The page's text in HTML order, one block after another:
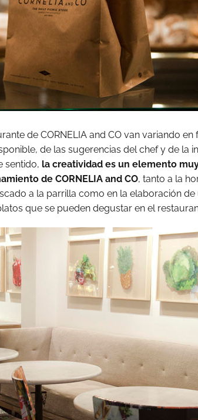
de CORNELIA and CO van variando en
de las sugerencias del chef y de la
sentido, la creatividad es un elemento
de CORNELIA and CO, tanto a la
a la parrilla como en la elaboración de
que se pueden degustar en el